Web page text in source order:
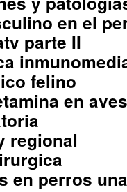
en el
parte II
felino
en
regional
en perros